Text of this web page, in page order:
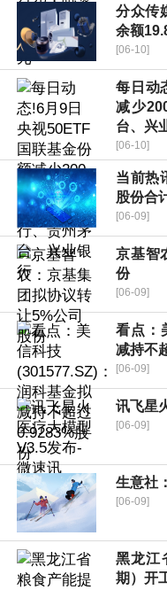
分众传
余额
[06-10]
每日动
减少
台、兴
[06-10]
当前热
股份合
[06-09]
京基智
份
[06-09]
看点：
减持不
[06-09]
讯飞星
[06-09]
生意社
[06-09]
黑龙江
期）开